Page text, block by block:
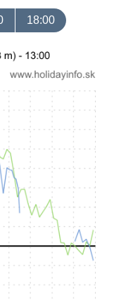
18:00